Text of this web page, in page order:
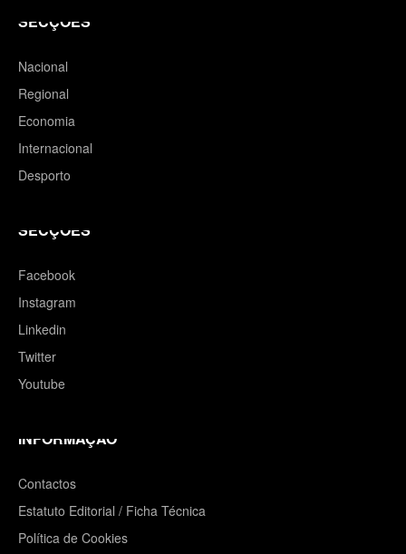
SECÇÕES
Nacional
Regional
Economia
Internacional
Desporto
SECÇÕES
Facebook
Instagram
Linkedin
Twitter
Youtube
INFORMAÇÃO
Contactos
Estatuto Editorial / Ficha Técnica
Política de Cookies